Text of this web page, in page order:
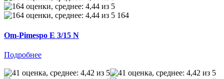
164
Om-Pimespo E 3/15 N
Подробнее